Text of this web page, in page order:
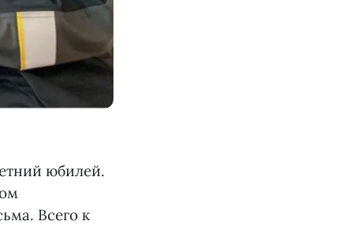
юбилей.
Всего к